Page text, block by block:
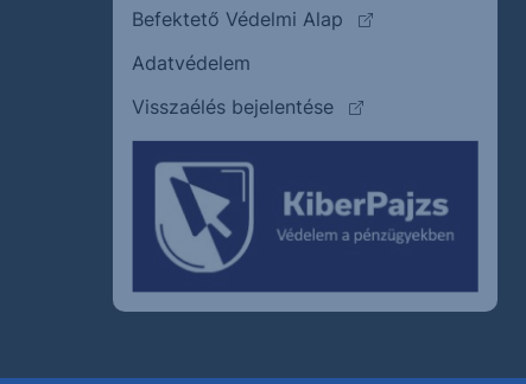
Befektető Védelmi Alap
(külső oldalra
Adatvédelem
Visszaélés bejelentése
(külső oldalra ugrik)